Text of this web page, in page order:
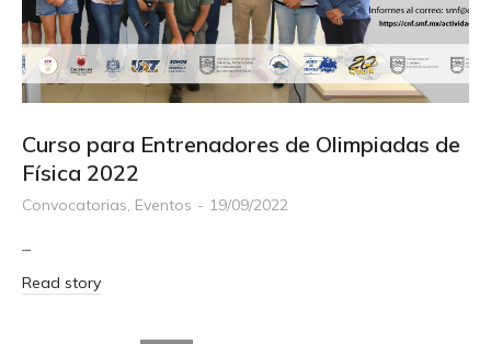
Curso para Entrenadores de Olimpiadas de
Física 2022
Convocatorias, Eventos 19/09/2022
–
Read story